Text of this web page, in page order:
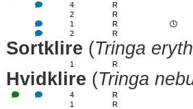
4
R
2
R
1
R
2
R
Sortklire (Tringa
1 R
Hvidklire (Tringa
4 R
1
R